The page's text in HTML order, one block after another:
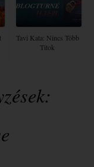
Tavi Kata: Nincs Több
Titok